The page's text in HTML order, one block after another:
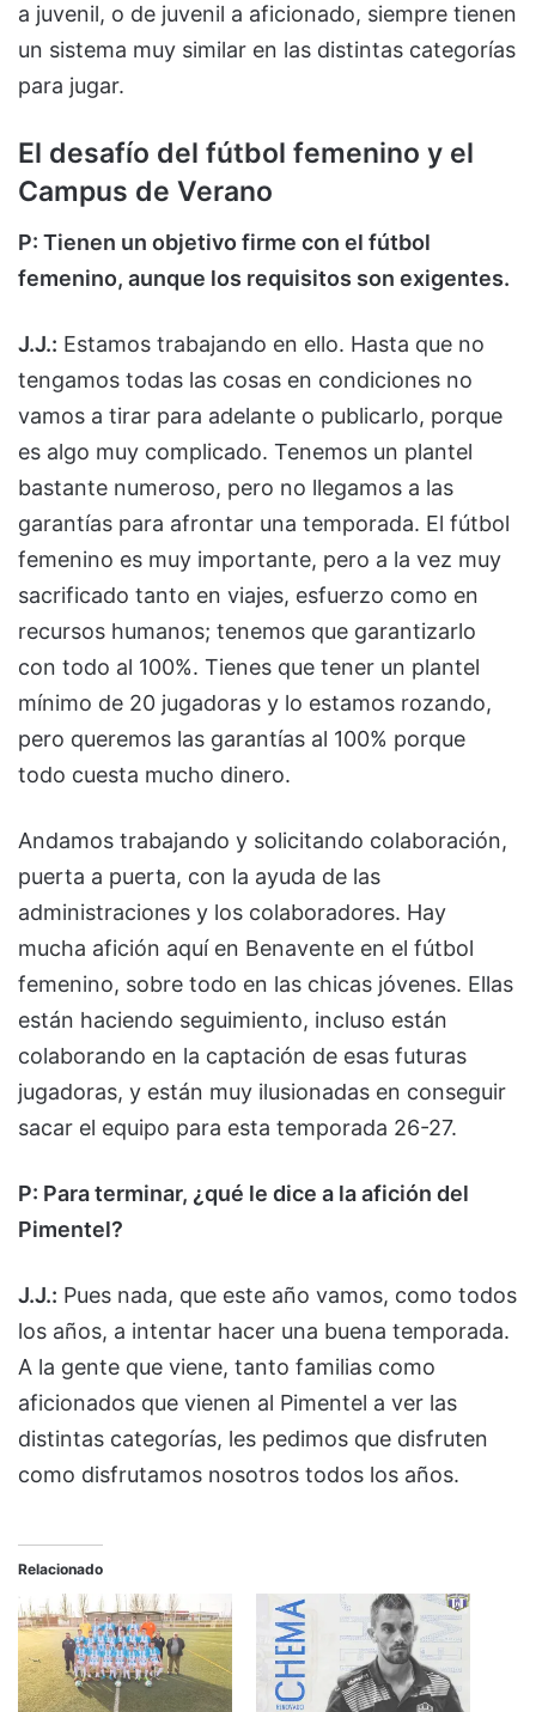
a juvenil, o de juvenil a aficionado, siempre tienen
un sistema muy similar en las distintas categorías
para jugar.
El desafío del fútbol femenino y el
Campus de Verano
P: Tienen un objetivo firme con el fútbol
femenino, aunque los requisitos son exigentes.
J.J.: Estamos trabajando en ello. Hasta que no
tengamos todas las cosas en condiciones no
vamos a tirar para adelante o publicarlo, porque
es algo muy complicado. Tenemos un plantel
bastante numeroso, pero no llegamos a las
garantías para afrontar una temporada. El fútbol
femenino es muy importante, pero a la vez muy
sacrificado tanto en viajes, esfuerzo como en
recursos humanos; tenemos que garantizarlo
con todo al 100%. Tienes que tener un plantel
mínimo de 20 jugadoras y lo estamos rozando,
pero queremos las garantías al 100% porque
todo cuesta mucho dinero.
Andamos trabajando y solicitando colaboración,
puerta a puerta, con la ayuda de las
administraciones y los colaboradores. Hay
mucha afición aquí en Benavente en el fútbol
femenino, sobre todo en las chicas jóvenes. Ellas
están haciendo seguimiento, incluso están
colaborando en la captación de esas futuras
jugadoras, y están muy ilusionadas en conseguir
sacar el equipo para esta temporada 26-27.
P: Para terminar, ¿qué le dice a la afición del
Pimentel?
J.J.: Pues nada, que este año vamos, como todos
los años, a intentar hacer una buena temporada.
A la gente que viene, tanto familias como
aficionados que vienen al Pimentel a ver las
distintas categorías, les pedimos que disfruten
como disfrutamos nosotros todos los años.
Relacionado